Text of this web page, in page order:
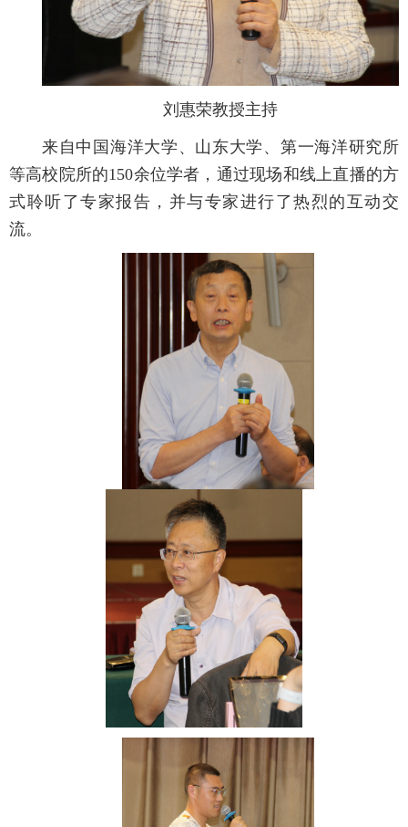
刘惠荣教授主持
来自中国海洋大学、山东大学、第一海洋研究所
等高校院所的150余位学者，通过现场和线上直播的方
式聆听了专家报告，并与专家进行了热烈的互动交
流。